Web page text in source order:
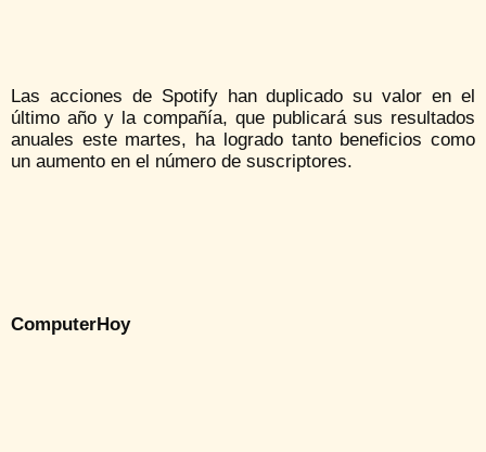
Las acciones de Spotify han duplicado su valor en el
último año y la compañía, que publicará sus resultados
anuales este martes, ha logrado tanto beneficios como
un aumento en el número de suscriptores.
ComputerHoy